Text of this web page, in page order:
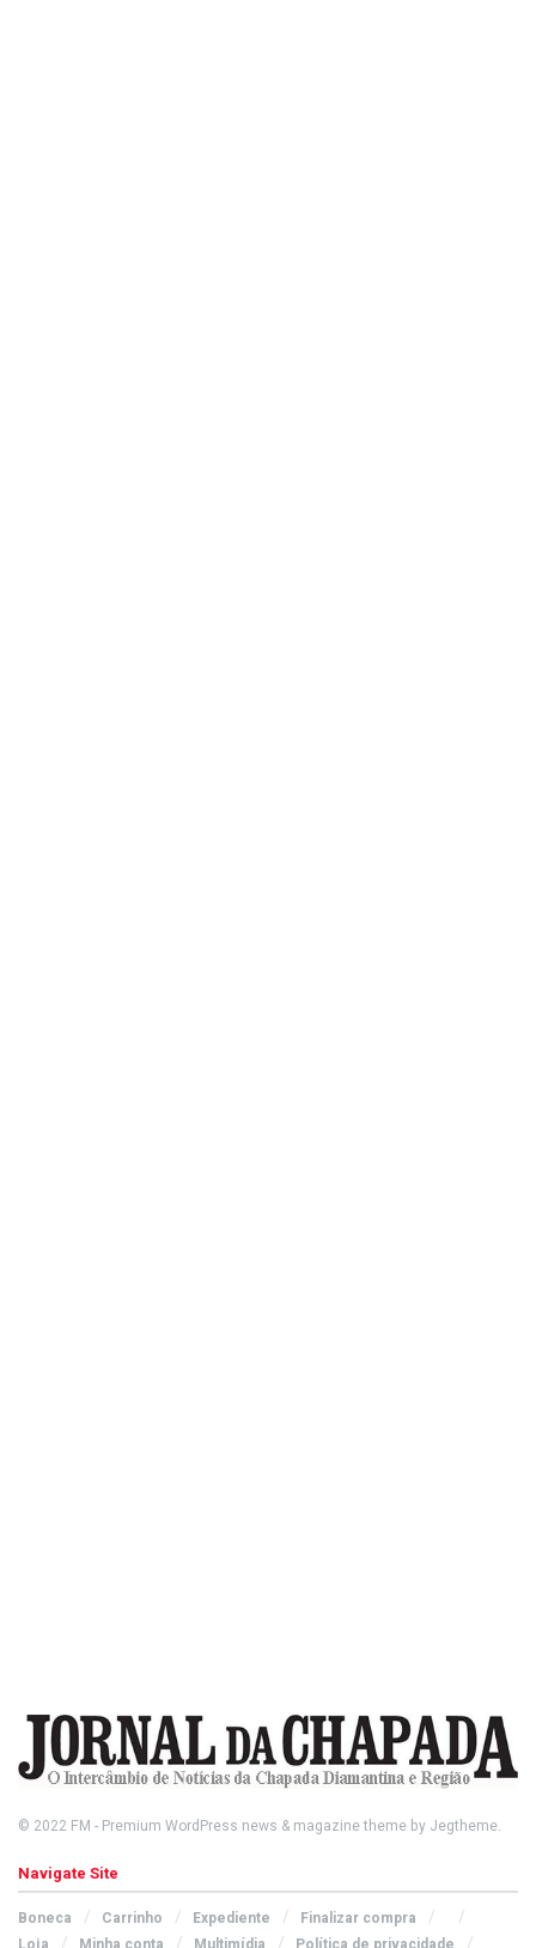
© 2022 FM - Premium WordPress news & magazine theme by Jegtheme.
Navigate Site
Boneca Carrinho Expediente
Finalizar compra